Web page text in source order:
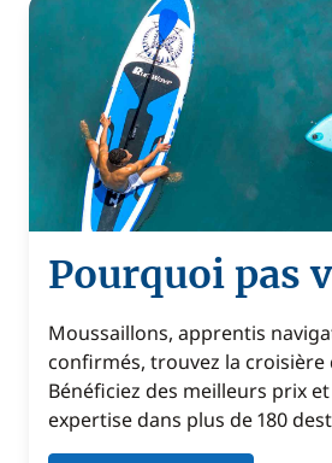
Pourquoi pas
Moussaillons, apprentis
confirmés, trouvez la croisière
Bénéficiez des meilleurs prix
expertise dans plus de 180